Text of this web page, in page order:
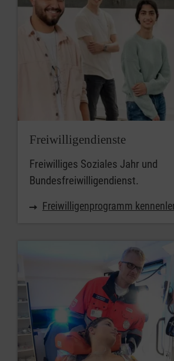
Freiwilligendienste
Freiwilliges Soziales Jahr und
Bundesfreiwilligendienst.
Freiwilligenprogramm